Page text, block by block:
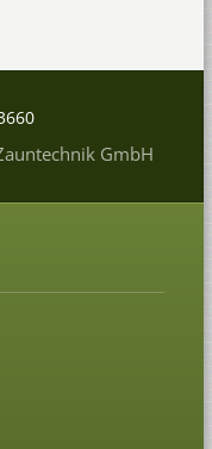
GmbH